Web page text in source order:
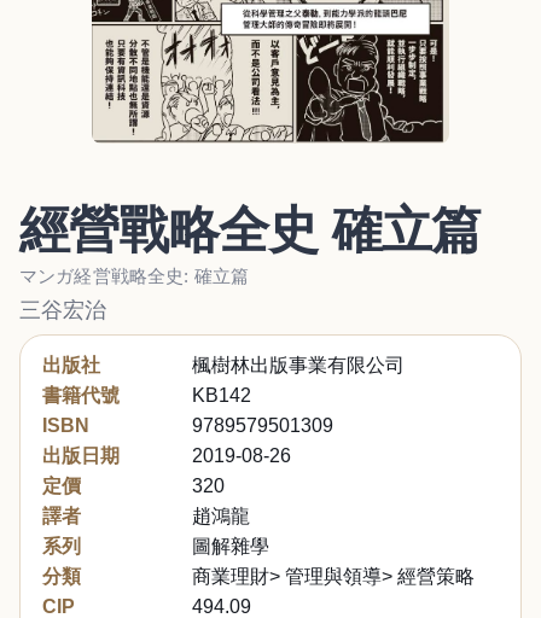
經營戰略全史 確立篇
マンガ経営戦略全史: 確立篇
三谷宏治
出版社
楓樹林出版事業有限公司
書籍代號
KB142
ISBN
9789579501309
出版日期
2019-08-26
定價
320
譯者
趙鴻龍
系列
圖解雜學
分類
商業理財> 管理與領導> 經營策略
CIP
494.09